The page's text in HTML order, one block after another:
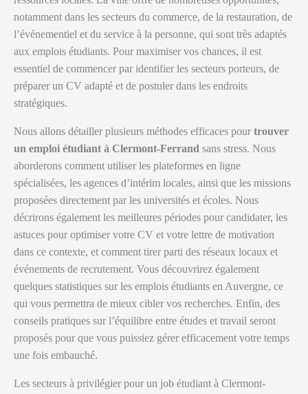
notamment dans les secteurs du commerce, de la restauration, de
l’événementiel et du service à la personne, qui sont très adaptés
aux emplois étudiants. Pour maximiser vos chances, il est
essentiel de commencer par identifier les secteurs porteurs, de
préparer un CV adapté et de postuler dans les endroits
stratégiques.
Nous allons détailler plusieurs méthodes efficaces pour trouver
un emploi étudiant à Clermont-Ferrand sans stress. Nous
aborderons comment utiliser les plateformes en ligne
spécialisées, les agences d’intérim locales, ainsi que les missions
proposées directement par les universités et écoles. Nous
décrirons également les meilleures périodes pour candidater, les
astuces pour optimiser votre CV et votre lettre de motivation
dans ce contexte, et comment tirer parti des réseaux locaux et
événements de recrutement. Vous découvrirez également
quelques statistiques sur les emplois étudiants en Auvergne, ce
qui vous permettra de mieux cibler vos recherches. Enfin, des
conseils pratiques sur l’équilibre entre études et travail seront
proposés pour que vous puissiez gérer efficacement votre temps
une fois embauché.
Les secteurs à privilégier pour un job étudiant à Clermont-